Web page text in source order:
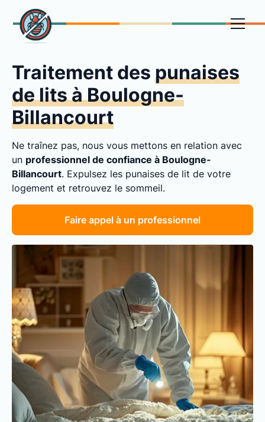
Traitement des punaises
de lits à Boulogne-
Billancourt
Ne traînez pas, nous vous mettons en relation avec
un professionnel de confiance à Boulogne-
Billancourt. Expulsez les punaises de lit de votre
logement et retrouvez le sommeil.
Faire appel à un professionnel